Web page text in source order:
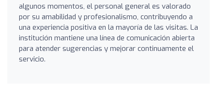
algunos momentos, el personal general es valorado
por su amabilidad y profesionalismo, contribuyendo a
una experiencia positiva en la mayoría de las visitas. La
institución mantiene una línea de comunicación abierta
para atender sugerencias y mejorar continuamente el
servicio.